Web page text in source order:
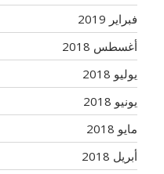
فبراير 2019
أغسطس 2018
يوليو 2018
يونيو 2018
مايو 2018
أبريل 2018